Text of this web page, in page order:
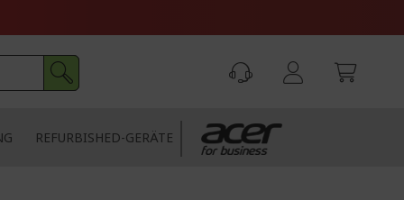
REFURBISHED-GERÄTE